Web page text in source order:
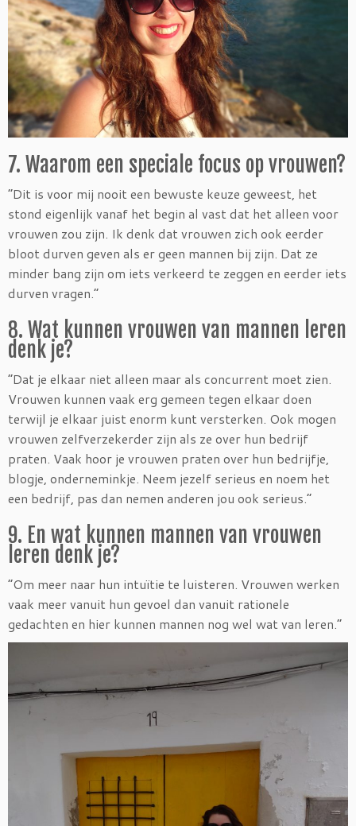
7. Waarom een speciale focus op vrouwen?
“Dit is voor mij nooit een bewuste keuze geweest, het
stond eigenlijk vanaf het begin al vast dat het alleen voor
vrouwen zou zijn. Ik denk dat vrouwen zich ook eerder
bloot durven geven als er geen mannen bij zijn. Dat ze
minder bang zijn om iets verkeerd te zeggen en eerder iets
durven vragen.”
8. Wat kunnen vrouwen van mannen leren
denk je?
“Dat je elkaar niet alleen maar als concurrent moet zien.
Vrouwen kunnen vaak erg gemeen tegen elkaar doen
terwijl je elkaar juist enorm kunt versterken. Ook mogen
vrouwen zelfverzekerder zijn als ze over hun bedrijf
praten. Vaak hoor je vrouwen praten over hun bedrijfje,
blogje, onderneminkje. Neem jezelf serieus en noem het
een bedrijf, pas dan nemen anderen jou ook serieus.”
9. En wat kunnen mannen van vrouwen
leren denk je?
“Om meer naar hun intuïtie te luisteren. Vrouwen werken
vaak meer vanuit hun gevoel dan vanuit rationele
gedachten en hier kunnen mannen nog wel wat van leren.”